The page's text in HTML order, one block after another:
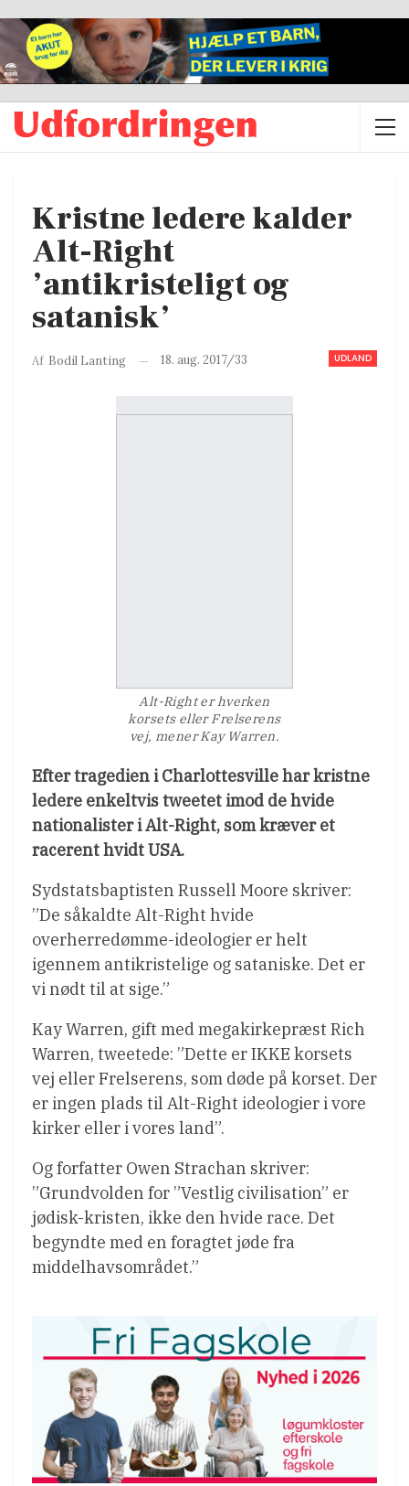
Kristne ledere kalder
Alt-Right
’antikristeligt og
satanisk’
UDLAND
Af Bodil Lanting 18. aug. 2017/33
Alt-Right er hverken
korsets eller Frelserens
vej, mener Kay Warren.
Efter tragedien i Charlottesville har kristne
ledere enkeltvis tweetet imod de hvide
nationalister i Alt-Right, som kræver et
racerent hvidt USA.
Sydstatsbaptisten Russell Moore skriver:
”De såkaldte Alt-Right hvide
overherredømme-ideologier er helt
igennem antikristelige og sataniske. Det er
vi nødt til at sige.”
Kay Warren, gift med megakirkepræst Rich
Warren, tweetede: ”Dette er IKKE korsets
vej eller Frelserens, som døde på korset. Der
er ingen plads til Alt-Right ideologier i vore
kirker eller i vores land”.
Og forfatter Owen Strachan skriver:
”Grundvolden for ”Vestlig civilisation” er
jødisk-kristen, ikke den hvide race. Det
begyndte med en foragtet jøde fra
middelhavsområdet.”